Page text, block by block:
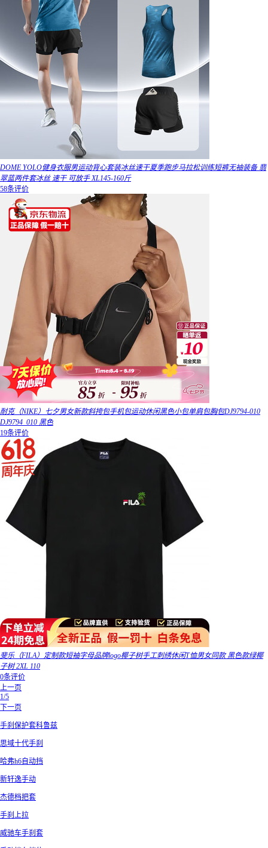
DOME YOLO健身衣服男运动背心套装冰丝速干夏季跑步马拉松训练短裤无袖装备 翡
翠蓝两件套冰丝 速干 可放手 XL145-160斤
58条评价
耐克（NIKE）七夕男女新款斜挎包手机包运动休闲黑色小包单肩包胸包DJ9794-010
DJ9794_010 黑色
19条评价
斐乐（FILA）定制款短袖字母品牌logo椰子树手工刺绣休闲T恤男女同款 黑色款绿椰
子树 2XL 110
0条评价
上一页
1/5
下一页
手刹保护套科鲁兹
思域十代手刹
哈弗h6自动挡
新轩逸手动
杰德档把套
手刹上拉
威驰车手刹套